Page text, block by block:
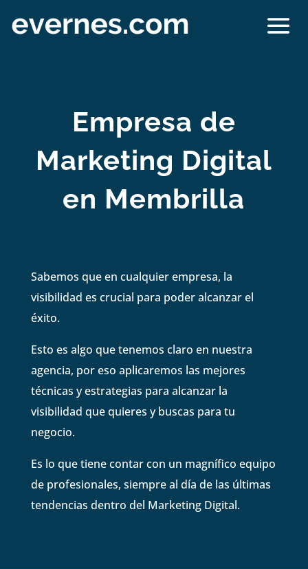
Empresa de
Marketing Digital
en Membrilla
Sabemos que en cualquier empresa, la
visibilidad es crucial para poder alcanzar el
éxito.
Esto es algo que tenemos claro en nuestra
agencia, por eso aplicaremos las mejores
técnicas y estrategias para alcanzar la
visibilidad que quieres y buscas para tu
negocio.
Es lo que tiene contar con un magnífico equipo
de profesionales, siempre al día de las últimas
tendencias dentro del Marketing Digital.